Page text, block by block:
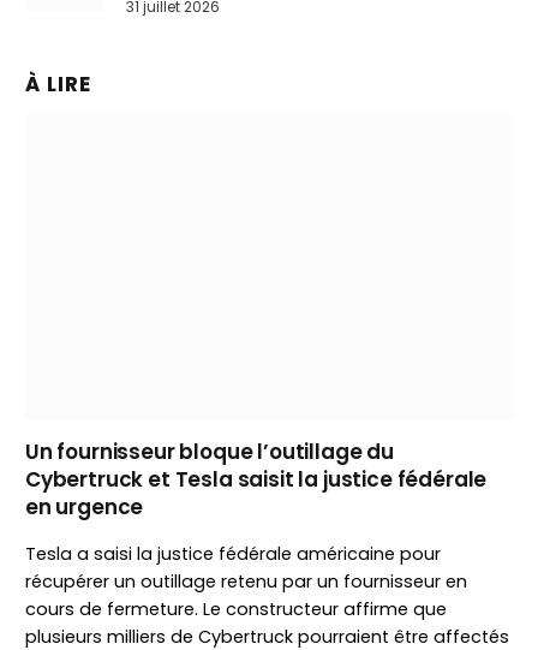
31 juillet 2026
À LIRE
Un fournisseur bloque l’outillage du
Cybertruck et Tesla saisit la justice fédérale
en urgence
Tesla a saisi la justice fédérale américaine pour
récupérer un outillage retenu par un fournisseur en
cours de fermeture. Le constructeur affirme que
plusieurs milliers de Cybertruck pourraient être affectés